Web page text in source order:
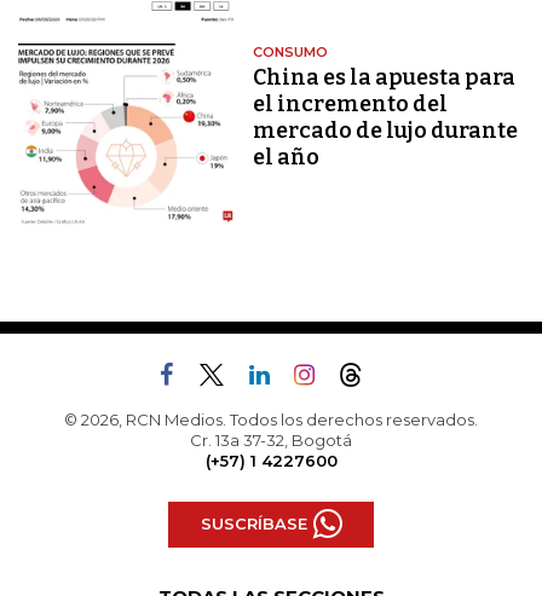
CONSUMO
China es la apuesta para
el incremento del
mercado de lujo durante
el año
© 2026, RCN Medios. Todos los derechos reservados.
Cr. 13a 37-32, Bogotá
(+57) 1 4227600
SUSCRÍBASE